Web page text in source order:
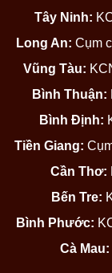
Tây Ninh:
Long An: Cụm
Vũng Tàu:
Bình Thuận:
Bình Định:
Tiền Giang:
Cần Thơ:
Bến Tre:
Bình Phước:
Cà Mau: